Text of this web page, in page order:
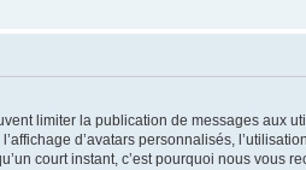
limiter la publication de messages aux
d’avatars personnalisés,
court instant, c’est pourquoi nous vous